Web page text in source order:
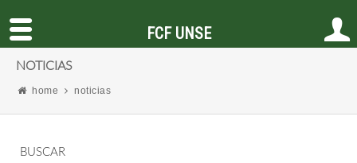
NOTICIAS
home noticias
BUSCAR
FCF UNSE